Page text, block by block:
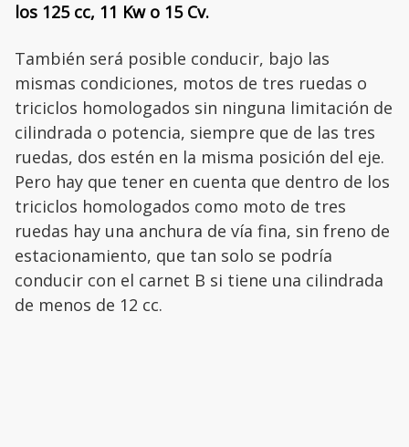
los 125 cc, 11 Kw o 15 Cv.
También será posible conducir, bajo las
mismas condiciones, motos de tres ruedas o
triciclos homologados sin ninguna limitación de
cilindrada o potencia, siempre que de las tres
ruedas, dos estén en la misma posición del eje.
Pero hay que tener en cuenta que dentro de los
triciclos homologados como moto de tres
ruedas hay una anchura de vía fina, sin freno de
estacionamiento, que tan solo se podría
conducir con el carnet B si tiene una cilindrada
de menos de 12 cc.